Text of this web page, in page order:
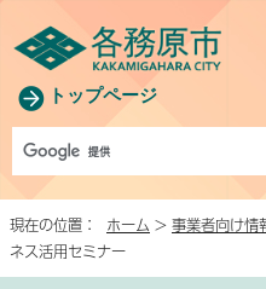
トップページ
現在の位置： ホーム > 事業者向け情
ネス活用セミナー